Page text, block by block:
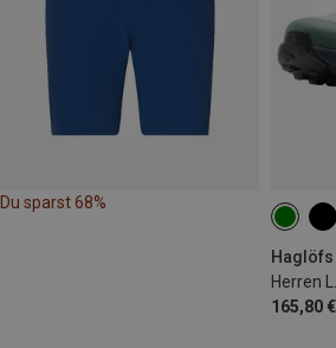
Du sparst 68%
Haglöfs
165,80 €